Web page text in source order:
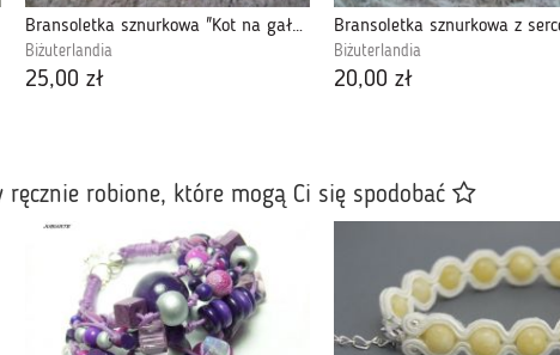
Bransoletka sznurkowa "Kot na gałęzi"
Biżuterlandia
25,00 zł
Bransoletka sznurkowa z
Biżuterlandia
20,00 zł
robione, które mogą Ci się spodobać